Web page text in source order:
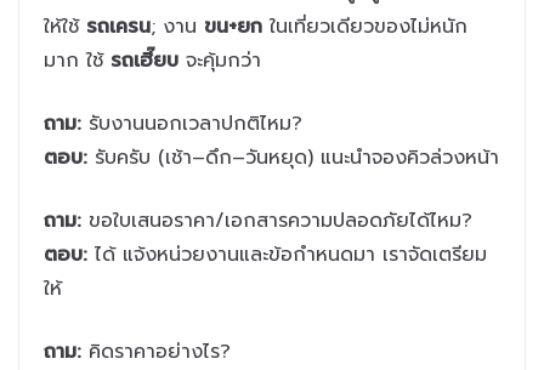
ให้ใช้ รถเครน; งาน ขน+ยก ในเที่ยวเดียวของไม่หนัก
มาก ใช้ รถเฮี๊ยบ จะคุ้มกว่า
ถาม: รับงานนอกเวลาปกติไหม?
ตอบ: รับครับ (เช้า–ดึก–วันหยุด) แนะนำจองคิวล่วงหน้า
ถาม: ขอใบเสนอราคา/เอกสารความปลอดภัยได้ไหม?
ตอบ: ได้ แจ้งหน่วยงานและข้อกำหนดมา เราจัดเตรียม
ให้
ถาม: คิดราคาอย่างไร?